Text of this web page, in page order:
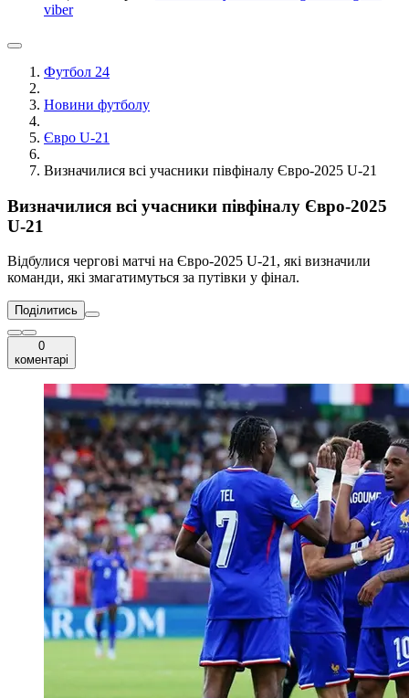
viber
Футбол 24
Новини футболу
Євро U-21
Визначилися всі учасники півфіналу Євро-2025 U-21
Визначилися всі учасники півфіналу Євро-2025
U-21
Відбулися чергові матчі на Євро-2025 U-21, які визначили
команди, які змагатимуться за путівки у фінал.
Поділитись
0
коментарі